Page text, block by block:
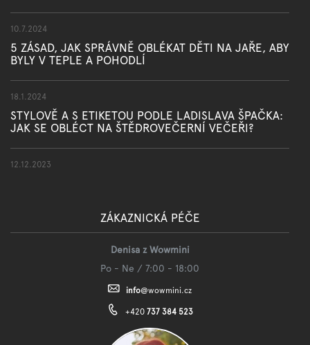
10.7.2024
5 ZÁSAD, JAK SPRÁVNĚ OBLÉKAT DĚTI NA JAŘE, ABY
BYLY V TEPLE A POHODLÍ
18.1.2024
STYLOVĚ A S ETIKETOU PODLE LADISLAVA ŠPAČKA:
JAK SE OBLÉCT NA ŠTĚDROVEČERNÍ VEČEŘI?
12.12.2023
ZÁKAZNICKÁ PÉČE
Denisa z Wowmini
Po - Ne / 7:00 - 18:00
info@wowmini.cz
+420 737 384 523